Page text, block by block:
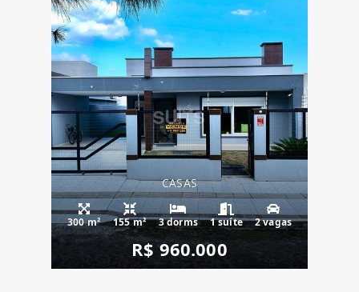
CASAS
300 m² 155 m² 3 dorms 1 suíte 2 vagas
R$ 960.000